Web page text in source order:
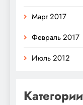
Март 2017
Февраль 2017
Июль 2012
Категории